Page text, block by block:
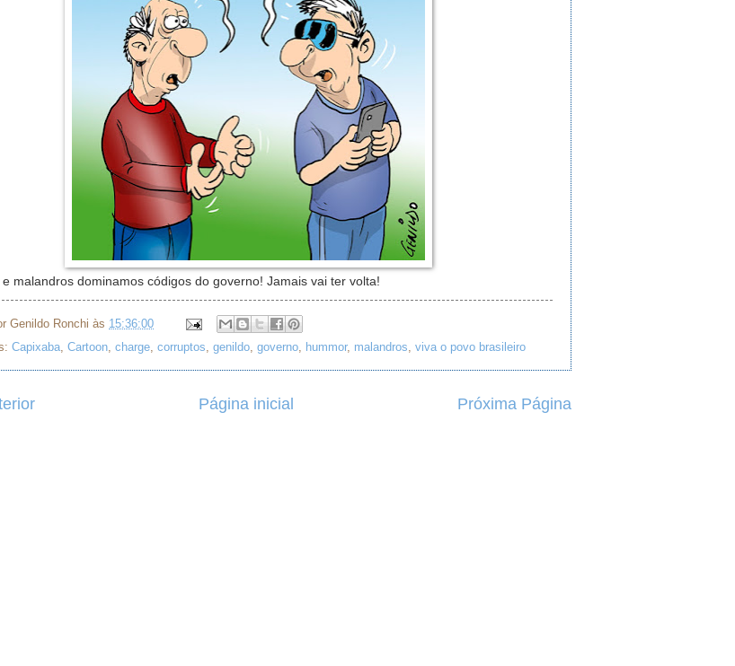
e malandros dominamos códigos do governo! Jamais vai ter volta!
Genildo Ronchi às 15:36:00
Capixaba, Cartoon, charge, corruptos, genildo, governo, hummor, malandros, viva o povo brasileiro
Próxima Página
Página inicial